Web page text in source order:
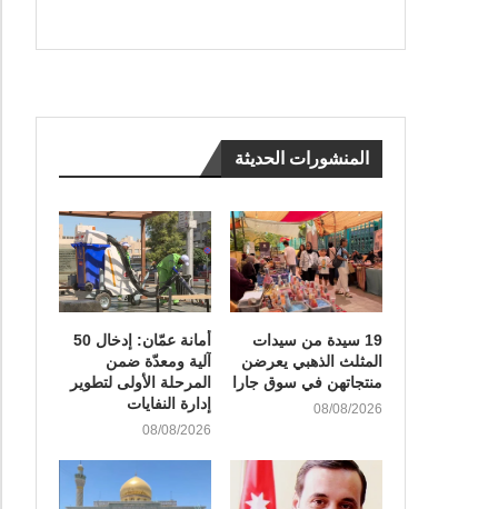
المنشورات الحديثة
19 سيدة من سيدات
المثلث الذهبي يعرضن
منتجاتهن في سوق جارا
08/08/2026
أمانة عمّان: إدخال 50
آلية ومعدّة ضمن
المرحلة الأولى لتطوير
إدارة النفايات
08/08/2026